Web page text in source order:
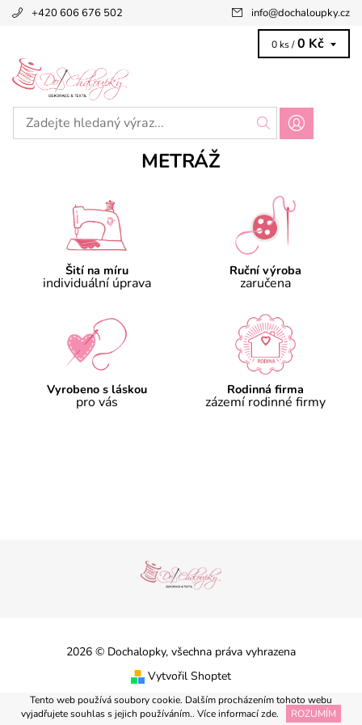
+420 606 676 502 info@dochaloupky.cz
0 ks / 0 Kč
METRÁŽ
Šití na míru
individuální úprava
Ruční výroba
zaručena
Vyrobeno s láskou
pro vás
Rodinná firma
zázemí rodinné firmy
2026 © Dochalopky, všechna práva vyhrazena
Vytvořil Shoptet
Tento web používá soubory cookie. Dalším procházením tohoto webu
vyjadřujete souhlas s jejich používáním.. Více informacízde. ROZUMÍM